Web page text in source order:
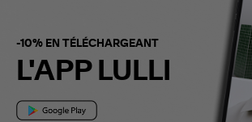
-10% EN TÉLÉCHARGEANT
L'APP LULLI